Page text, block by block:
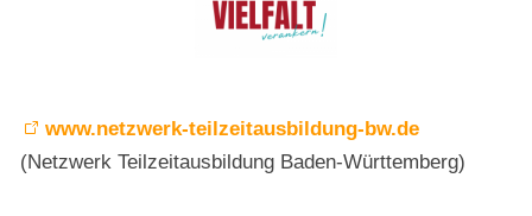
www.netzwerk-teilzeitausbildung-bw.de
(Netzwerk Teilzeitausbildung Baden-Württemberg)